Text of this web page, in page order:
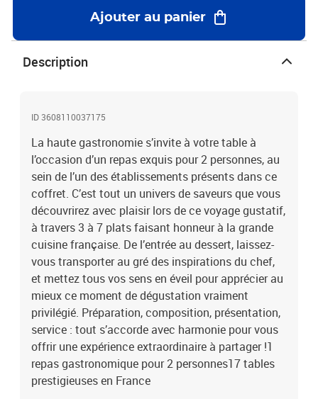
Ajouter au panier
Description
ID 3608110037175
La haute gastronomie s’invite à votre table à
l’occasion d’un repas exquis pour 2 personnes, au
sein de l’un des établissements présents dans ce
coffret. C’est tout un univers de saveurs que vous
découvrirez avec plaisir lors de ce voyage gustatif,
à travers 3 à 7 plats faisant honneur à la grande
cuisine française. De l’entrée au dessert, laissez-
vous transporter au gré des inspirations du chef,
et mettez tous vos sens en éveil pour apprécier au
mieux ce moment de dégustation vraiment
privilégié. Préparation, composition, présentation,
service : tout s’accorde avec harmonie pour vous
offrir une expérience extraordinaire à partager !1
repas gastronomique pour 2 personnes17 tables
prestigieuses en France